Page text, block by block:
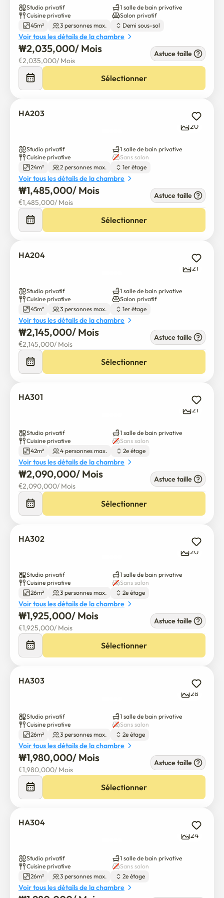
• Kitchenette
Equipé d'un poêle, d'un réfrigérateur, d'une bouilloire
électrique et d'ustensiles de cuisine de base pour
préparer des repas simples.
• Wi-Fi à grande vitesse
et effets personnels.
• Chauffage et climatisation
Le chauffage au sol coréen (ondol) vous garde au chaud
en hiver, tandis que la climatisation vous garde au frais en
Propre et exclusivement pour votre usage.
Un espace confortable pour profiter de l'air frais et de la
lumière naturelle après une journée d'exploration.
──────────────────
Que vous restiez quelques jours ou plusieurs semaines, cet
appartement offre la combinaison parfaite de confort, de
commodité et d'intimité au cœur de Hongdae. Nous
Studio privatif
1 salle de bain privative
Cuisine privative
Salon privatif
45m²
3 personnes max. Demi sous-sol
Voir tous les détails de la chambre
₩2,035,000/ Mois
€2,035,000/ Mois
Astuce taille
Sélectionner
HA203
20
Studio privatif
1 salle de bain privative
Cuisine privative
Sans salon
24m²
2 personnes max. 1er étage
Voir tous les détails de la chambre
₩1,485,000/ Mois
€1,485,000/ Mois
Astuce taille
Sélectionner
HA204
21
Studio privatif
1 salle de bain privative
Cuisine privative
Salon privatif
45m²
3 personnes max. 1er étage
Voir tous les détails de la chambre
₩2,145,000/ Mois
€2,145,000/ Mois
Astuce taille
Sélectionner
HA301
21
Studio privatif
1 salle de bain privative
Cuisine privative
Sans salon
42m²
4 personnes max. 2e étage
Voir tous les détails de la chambre
₩2,090,000/ Mois
€2,090,000/ Mois
Astuce taille
Sélectionner
HA302
20
Studio privatif
1 salle de bain privative
Cuisine privative
Sans salon
26m²
3 personnes max. 2e étage
Voir tous les détails de la chambre
₩1,925,000/ Mois
€1,925,000/ Mois
Astuce taille
Sélectionner
HA303
28
Studio privatif
1 salle de bain privative
Cuisine privative
Sans salon
26m²
3 personnes max. 2e étage
Voir tous les détails de la chambre
₩1,980,000/ Mois
€1,980,000/ Mois
Astuce taille
Sélectionner
HA304
24
Studio privatif
1 salle de bain privative
Cuisine privative
Sans salon
26m²
3 personnes max. 2e étage
Voir tous les détails de la chambre